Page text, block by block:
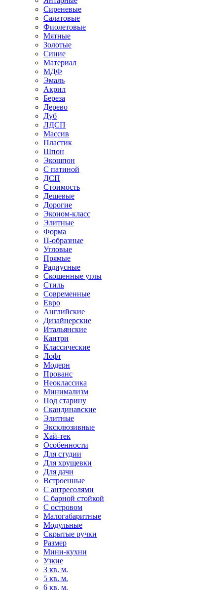
Сиреневые
Салатовые
Фиолетовые
Мятные
Золотые
Синие
Материал
МДФ
Эмаль
Акрил
Береза
Дерево
Дуб
ЛДСП
Массив
Пластик
Шпон
Экошпон
С патиной
ДСП
Стоимость
Дешевые
Дорогие
Эконом-класс
Элитные
Форма
П-образные
Угловые
Прямые
Радиусные
Скошенные углы
Стиль
Современные
Евро
Английские
Дизайнерские
Итальянские
Кантри
Классические
Лофт
Модерн
Прованс
Неоклассика
Минимализм
Под старину
Скандинавские
Элитные
Эксклюзивные
Хай-тек
Особенности
Для студии
Для хрущевки
Для дачи
Встроенные
С антресолями
С барной стойкой
С островом
Малогабаритные
Модульные
Скрытые ручки
Размер
Мини-кухни
Узкие
3 кв. м.
5 кв. м.
6 кв. м.